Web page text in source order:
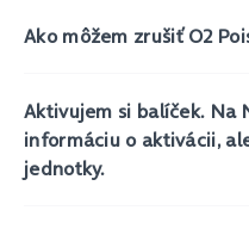
Ako môžem zrušiť O2
Aktivujem si balíček. Na
informáciu o aktivácii,
jednotky.